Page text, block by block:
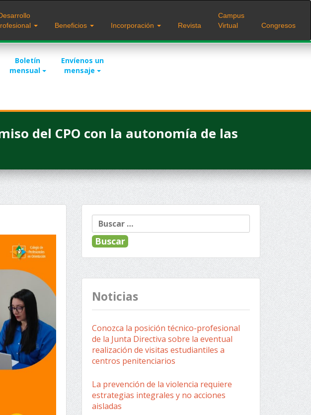
Beneficios Incorporación Revista
Campus
Virtual
Congresos
Boletín
mensual
Envíenos un
mensaje
del CPO con la autonomía de las
Buscar:
Noticias
Conozca la posición técnico-profesional
de la Junta Directiva sobre la eventual
realización de visitas estudiantiles a
centros penitenciarios
La prevención de la violencia requiere
estrategias integrales y no acciones
aisladas